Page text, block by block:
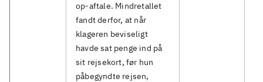
op-aftale. Mindretallet
fandt derfor, at når
klageren beviseligt
havde sat penge ind på
sit rejsekort, før hun
påbegyndte rejsen,